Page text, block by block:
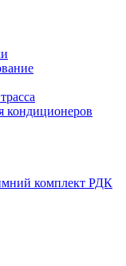
кондиционеров
комплект РДК